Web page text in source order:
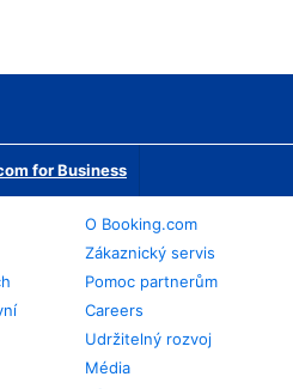
for Business
O Booking.com
Zákaznický servis
Pomoc partnerům
Careers
Udržitelný rozvoj
Média